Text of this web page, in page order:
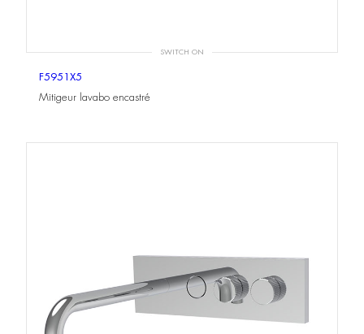
SWITCH ON
F5951X5
Mitigeur lavabo encastré